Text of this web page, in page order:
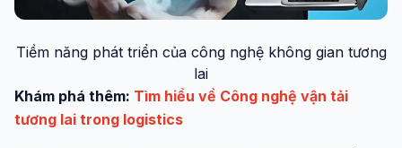
Tiềm năng phát triển của công nghệ không gian tương
lai
Khám phá thêm: Tìm hiểu về Công nghệ vận tải
tương lai trong logistics